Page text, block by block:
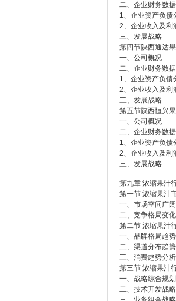
二、企业财务数
1、企业资产负债
2、企业收入及利
三、发展战略
第四节陕西通达
一、公司概况
二、企业财务数
1、企业资产负债
2、企业收入及利
三、发展战略
第五节陕西恒兴
一、公司概况
二、企业财务数
1、企业资产负债
2、企业收入及利
三、发展战略
第九章 浓缩果汁
第一节 浓缩果汁
一、市场空间广阔
二、竞争格局变化
第二节 浓缩果汁
一、品牌格局趋势
二、渠道分布趋势
三、消费趋势分析
第三节 浓缩果汁
一、战略综合规划
二、技术开发战略